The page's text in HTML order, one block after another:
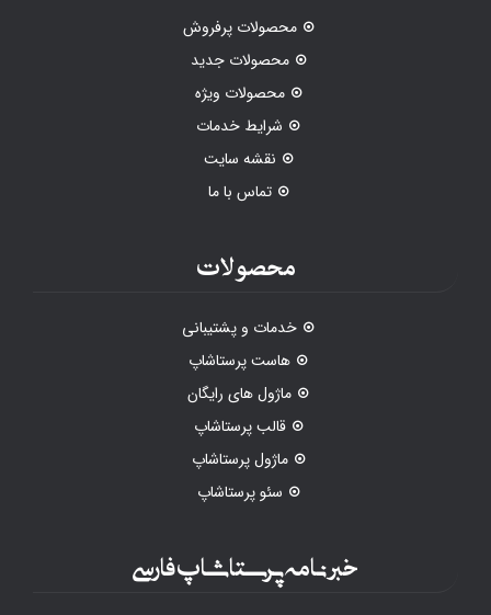
محصولات پرفروش
محصولات جدید
محصولات ویژه
شرایط خدمات
نقشه سایت
تماس با ما
محصولات
خدمات و پشتیبانی
هاست پرستاشاپ
ماژول های رایگان
قالب پرستاشاپ
ماژول پرستاشاپ
سئو پرستاشاپ
خبرنامه پرستاشاپ فارسی